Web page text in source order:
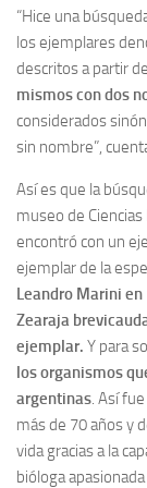
“Hice una
los ejemplares
descritos a partir
mismos con dos
considerados
sin nombre”,
Así es que la
museo de
encontró con un
ejemplar de la
Leandro Marini
Zearaja
ejemplar. Y para
los organismos
argentinas . Así
más de 70 años y
vida gracias a la
bióloga